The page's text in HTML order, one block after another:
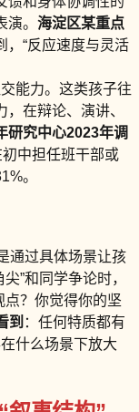
。 海淀区某重点
，“反应速度与灵活
能力。这类孩子往
在辩论、演讲、
研究中心2023年调
初中担任班干部或
。
通过具体场景让孩
”和同学争论时，
点？你觉得你的坚
到 ：任何特质都有
什么场景下放大